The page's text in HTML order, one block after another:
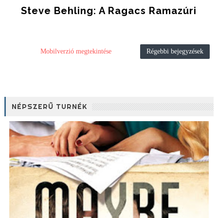
Steve Behling: A Ragacs Ramazúri
Régebbi bejegyzések
Mobilverzió megtekintése
NÉPSZERŰ TURNÉK